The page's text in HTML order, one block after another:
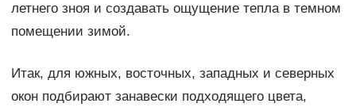
летнего зноя и создавать ощущение тепла в темном
помещении зимой.
Итак, для южных, восточных, западных и северных
окон подбирают занавески подходящего цвета,